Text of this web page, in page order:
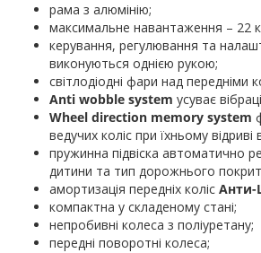
рама з алюмінію;
максимальне навантаження – 22
керування, регулювання та
виконуються однією рукою;
світлодіодні фари над передніми
Anti wobble system усуває
Wheel direction memory system
ведучих коліс при їхньому відриві
пружинна підвіска автоматично
дитини та тип дорожнього
амортизація передніх коліс
компактна у складеному стані;
непробивні колеса з поліуретану;
передні поворотні колеса;